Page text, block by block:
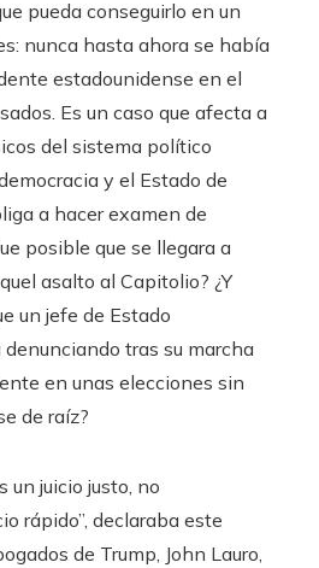
pueda conseguirlo en un
nunca hasta ahora se había
estadounidense en el
Es un caso que afecta a
del sistema político
y el Estado de
a hacer examen de
posible que se llegara a
asalto al Capitolio? ¿Y
un jefe de Estado
tras su marcha
en unas elecciones sin
de raíz?
un juicio justo, no
rápido”, declaraba este
de Trump, John Lauro,